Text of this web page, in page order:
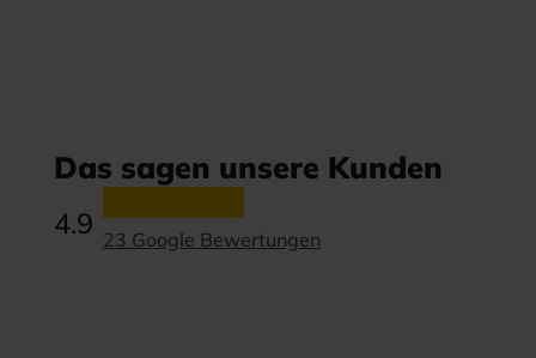
Das sagen unsere Kunden
4.9 23 Google Bewertungen